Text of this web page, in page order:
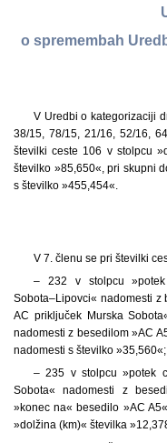
o spremembah
V Uredbi o kategorizaciji
38/15, 78/15, 21/16, 52/16,
številki ceste 106 v stolpcu
številko »85,650«, pri skupni
s številko »455,454«.
V 7. členu se pri številki
– 232 v stolpcu »potek
Sobota–Lipovci« nadomesti z
AC priključek Murska
nadomesti z besedilom »AC
nadomesti s številko »35,560«;
– 235 v stolpcu »potek
Sobota« nadomesti z
»konec na« besedilo »AC
»dolžina (km)« številka